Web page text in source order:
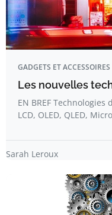
GADGETS ET ACCESSOIRES
Les nouvelles
EN BREF Technologies
LCD, OLED, QLED,
Sarah Leroux